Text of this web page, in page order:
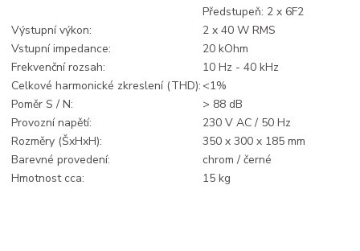
Předstupeň: 2 x 6F2
Výstupní výkon:
2 x 40 W RMS
Vstupní impedance:
20 kOhm
Frekvenční rozsah:
10 Hz - 40 kHz
Celkové harmonické zkreslení (THD): <1%
Poměr S / N:
> 88 dB
Provozní napětí:
230 V AC / 50 Hz
Rozměry (ŠxHxH):
350 x 300 x 185 mm
Barevné provedení:
chrom / černé
Hmotnost cca:
15 kg